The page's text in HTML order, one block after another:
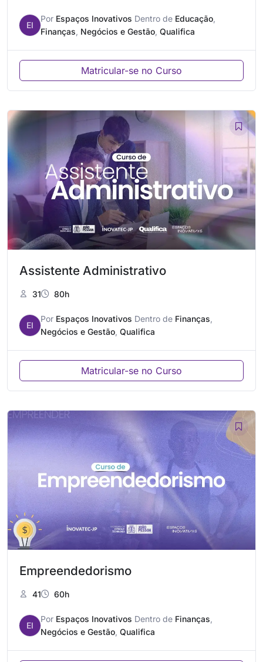
EI
Por Espaços Inovativos Dentro de Educação
Finanças Negócios e Gestão ,Qualifica
Matricular-se no Curso
Assistente Administrativo
31 80h
EI
Por Espaços Inovativos Dentro de Finanças
Negócios e Gestão ,Qualifica
Matricular-se no Curso
Empreendedorismo
41 60h
EI
Por Espaços Inovativos Dentro de Finanças
Negócios e Gestão ,Qualifica